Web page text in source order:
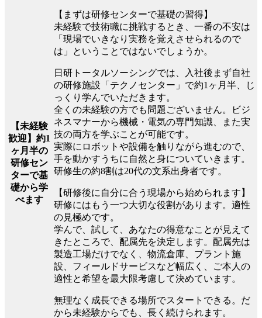
【未経験
歓迎】約1
ヶ月半の
研修セン
ターで基
礎から学
べます
【まずは研修センターで基礎の習得】
未経験で技術職に挑戦するとき、一番の不安は
「現場でいきなり実務を覚えさせられるので
は」ということではないでしょうか。
日研トータルソーシングでは、入社後まず自社
の研修施設「テクノセンター」で約1ヶ月半、じ
っくり学んでいただきます。
全くの未経験の方でも問題ございません。ビジ
ネスマナーから機械・電気の専門知識、また実
技の両方を学ぶことが可能です。
実際にロボットや設備を触りながら進むので、
手を動かすうちに自然と身についていきます。
研修生の約8割は20代の文系出身者です。
【研修後に自分に合う現場から始められます】
研修にはもう一つ大切な役割があります。適性
の見極めです。
学んで、試して、あなたの得意なことが見えて
きたところで、配属先を決定します。配属先は
製造工場だけでなく、物流倉庫、プラント施
設、フィールドサービスなど幅広く、ご本人の
適性と希望を最大限考慮して決めています。
無理なく成長できる場所でスタートできる。だ
から未経験からでも、長く続けられます。